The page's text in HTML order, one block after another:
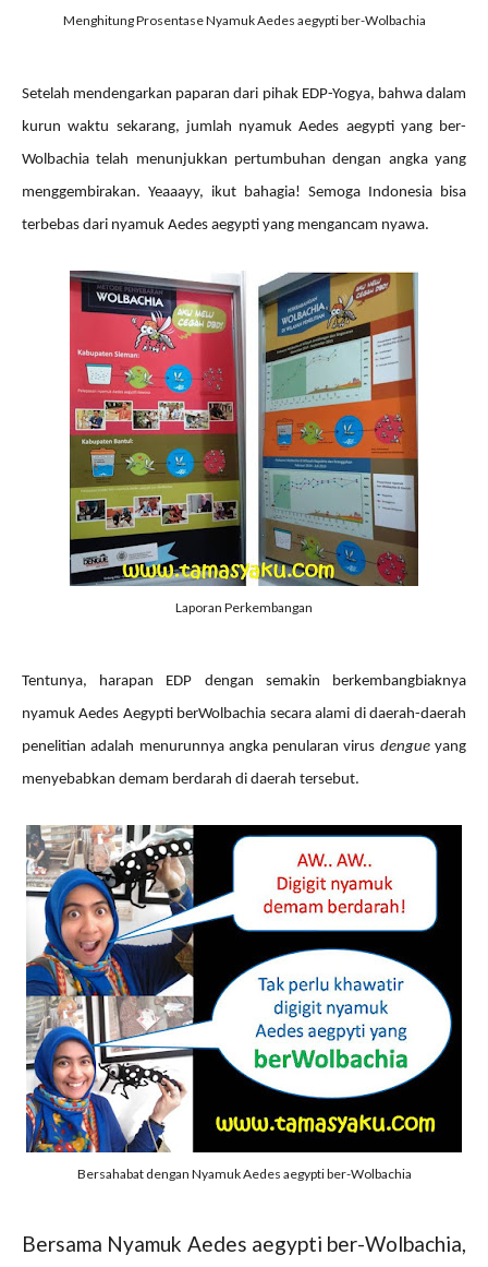
Menghitung Prosentase Nyamuk Aedes aegypti ber-Wolbachia
Setelah mendengarkan paparan dari pihak EDP-Yogya, bahwa dalam
kurun waktu sekarang, jumlah nyamuk Aedes aegypti yang ber-
Wolbachia telah menunjukkan pertumbuhan dengan angka yang
menggembirakan. Yeaaayy, ikut bahagia! Semoga Indonesia bisa
terbebas dari nyamuk Aedes aegypti yang mengancam nyawa.
Laporan Perkembangan
Tentunya, harapan EDP dengan semakin berkembangbiaknya
nyamuk Aedes Aegypti berWolbachia secara alami di daerah-daerah
penelitian adalah menurunnya angka penularan virus dengueyang
menyebabkan demam berdarah di daerah tersebut.
Bersahabat dengan Nyamuk Aedes aegypti ber-Wolbachia
Bersama Nyamuk Aedes aegypti ber-Wolbachia,